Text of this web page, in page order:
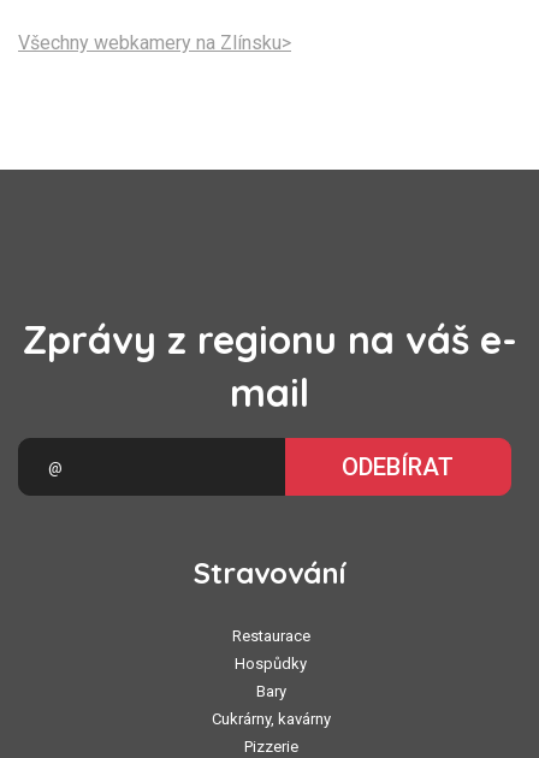
Všechny webkamery na Zlínsku>
Zprávy z regionu na váš e-
mail
ODEBÍRAT
Stravování
Restaurace
Hospůdky
Bary
Cukrárny, kavárny
Pizzerie